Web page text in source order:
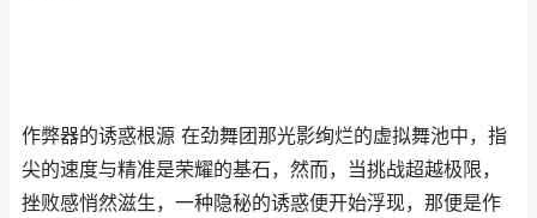
作弊器的诱惑根源 在劲舞团那光影绚烂的虚拟舞池中，指
尖的速度与精准是荣耀的基石，然而，当挑战超越极限，
挫败感悄然滋生，一种隐秘的诱惑便开始浮现，那便是作